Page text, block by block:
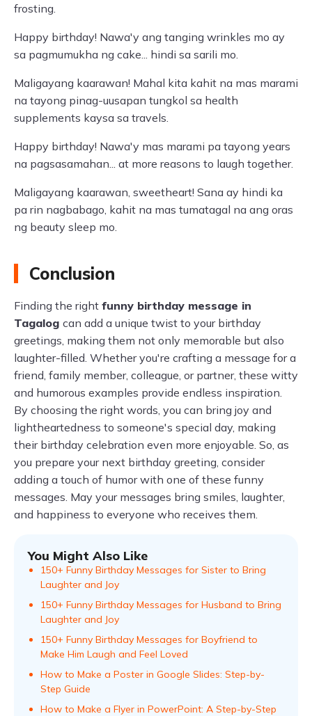
frosting.
Happy birthday! Nawa'y ang tanging wrinkles mo ay
sa pagmumukha ng cake... hindi sa sarili mo.
Maligayang kaarawan! Mahal kita kahit na mas marami
na tayong pinag-uusapan tungkol sa health
supplements kaysa sa travels.
Happy birthday! Nawa'y mas marami pa tayong years
na pagsasamahan... at more reasons to laugh together.
Maligayang kaarawan, sweetheart! Sana ay hindi ka
pa rin nagbabago, kahit na mas tumatagal na ang oras
ng beauty sleep mo.
Conclusion
Finding the right funny birthday message in
Tagalog can add a unique twist to your birthday
greetings, making them not only memorable but also
laughter-filled. Whether you're crafting a message for a
friend, family member, colleague, or partner, these witty
and humorous examples provide endless inspiration.
By choosing the right words, you can bring joy and
lightheartedness to someone's special day, making
their birthday celebration even more enjoyable. So, as
you prepare your next birthday greeting, consider
adding a touch of humor with one of these funny
messages. May your messages bring smiles, laughter,
and happiness to everyone who receives them.
You Might Also Like
150+ Funny Birthday Messages for Sister to Bring
Laughter and Joy
150+ Funny Birthday Messages for Husband to Bring
Laughter and Joy
150+ Funny Birthday Messages for Boyfriend to
Make Him Laugh and Feel Loved
How to Make a Poster in Google Slides: Step-by-
Step Guide
How to Make a Flyer in PowerPoint: A Step-by-Step